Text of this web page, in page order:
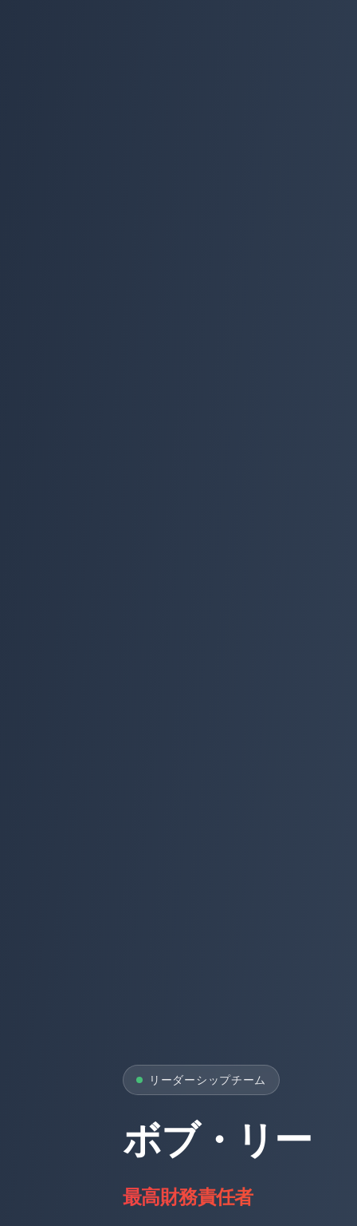
リーダーシップチーム
ボブ・リー
最高財務責任者